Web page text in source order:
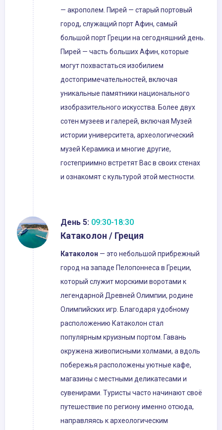
— акрополем. Пирей — старый портовый
город, служащий порт Афин, самый
большой порт Греции на сегодняшний день.
Пирей — часть больших Афин, которые
могут похвастаться изобилием
достопримечательностей, включая
уникальные памятники национального
изобразительного искусства. Более двух
сотен музеев и галерей, включая Музей
истории университета, археологический
музей Керамика и многие другие,
гостеприимно встретят Вас в своих стенах
и ознакомят с культурой этой местности.
День 5: 09:30-18:30
Катаколон / Греция
Катаколон — это небольшой прибрежный
город на западе Пелопоннеса в Греции,
который служит морскими воротами к
легендарной Древней Олимпии, родине
Олимпийских игр. Благодаря удобному
расположению Катаколон стал
популярным круизным портом. Гавань
окружена живописными холмами, а вдоль
побережья расположены уютные кафе,
магазины с местными деликатесами и
сувенирами. Туристы часто начинают своё
путешествие по региону именно отсюда,
направляясь к археологическим